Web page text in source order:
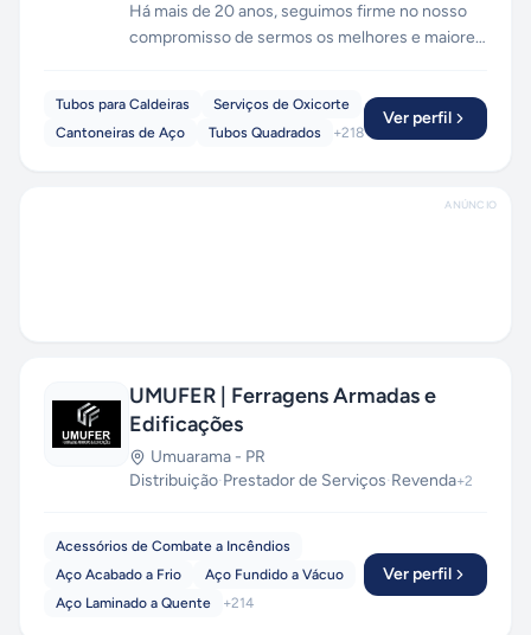
Há mais de 20 anos, seguimos firme no nosso
compromisso de sermos os melhores e maiores
treinados para um atendimento personalizado,
que supra as necessidades de cada cliente,
Tubos para Caldeiras
Serviços de Oxicorte
Cantoneiras de Aço
Tubos Quadrados +218
Ver perfil
ANÚNCIO
UMUFER | Ferragens Armadas e
Edificações
Umuarama - PR
Distribuição·Prestador de Serviços·Revenda+2
Acessórios de Combate a Incêndios
Aço Acabado a Frio
Aço Fundido a Vácuo
Aço Laminado a Quente
+214
Ver perfil